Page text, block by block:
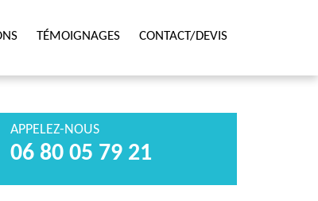
TÉMOIGNAGES CONTACT/DEVIS
APPELEZ-NOUS
06 80 05 79 21